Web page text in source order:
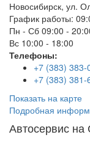
Новосибирск, ул.
График работы:
Пн - Сб 09:00 -
Вс 10:00 - 18:00
Телефоны:
+7 (383) 383-
+7 (383) 381-
Показать на карте
Подробная
Автосервис на